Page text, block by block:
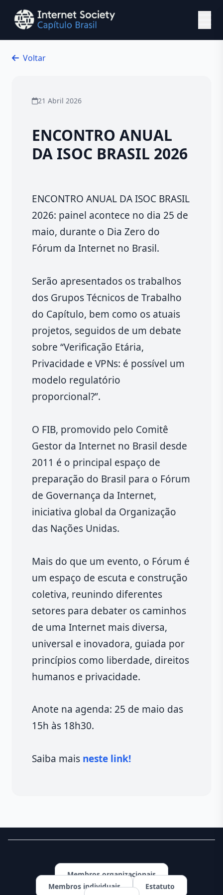
Ir para o conteúdo principal
Voltar
21 Abril 2026
ENCONTRO ANUAL
DA ISOC BRASIL 2026
ENCONTRO ANUAL DA ISOC BRASIL
2026: painel acontece no dia 25 de
maio, durante o Dia Zero do
Fórum da Internet no Brasil.
Serão apresentados os trabalhos
dos Grupos Técnicos de Trabalho
do Capítulo, bem como os atuais
projetos, seguidos de um debate
sobre “Verificação Etária,
Privacidade e VPNs: é possível um
modelo regulatório
proporcional?”.
O FIB, promovido pelo Comitê
Gestor da Internet no Brasil desde
2011 é o principal espaço de
preparação do Brasil para o Fórum
de Governança da Internet,
iniciativa global da Organização
das Nações Unidas.
Mais do que um evento, o Fórum é
um espaço de escuta e construção
coletiva, reunindo diferentes
setores para debater os caminhos
de uma Internet mais diversa,
universal e inovadora, guiada por
princípios como liberdade, direitos
humanos e privacidade.
Anote na agenda: 25 de maio das
15h às 18h30.
Saiba mais neste link!
Membros organizacionais
Membros individuais
Estatuto